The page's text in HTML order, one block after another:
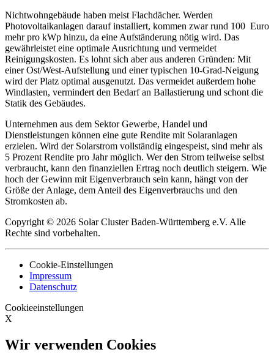
Nichtwohngebäude haben meist Flachdächer. Werden
Photovoltaikanlagen darauf installiert, kommen zwar rund 100 Euro
mehr pro kWp hinzu, da eine Aufständerung nötig wird. Das
gewährleistet eine optimale Ausrichtung und vermeidet
Reinigungskosten. Es lohnt sich aber aus anderen Gründen: Mit
einer Ost/West-Aufstellung und einer typischen 10-Grad-Neigung
wird der Platz optimal ausgenutzt. Das vermeidet außerdem hohe
Windlasten, vermindert den Bedarf an Ballastierung und schont die
Statik des Gebäudes.
Unternehmen aus dem Sektor Gewerbe, Handel und
Dienstleistungen können eine gute Rendite mit Solaranlagen
erzielen. Wird der Solarstrom vollständig eingespeist, sind mehr als
5 Prozent Rendite pro Jahr möglich. Wer den Strom teilweise selbst
verbraucht, kann den finanziellen Ertrag noch deutlich steigern. Wie
hoch der Gewinn mit Eigenverbrauch sein kann, hängt von der
Größe der Anlage, dem Anteil des Eigenverbrauchs und den
Stromkosten ab.
Copyright © 2026 Solar Cluster Baden-Württemberg e.V. Alle
Rechte sind vorbehalten.
Cookie-Einstellungen
Impressum
Datenschutz
Cookieeinstellungen
X
Wir verwenden Cookies